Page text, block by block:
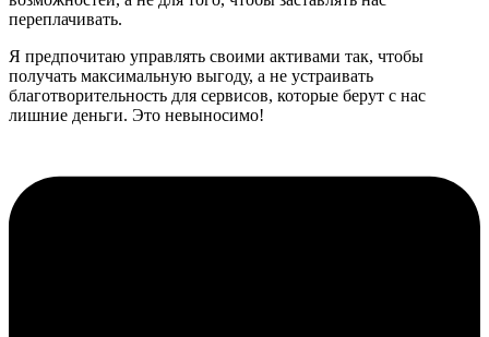
переплачивать.
Я предпочитаю управлять своими активами так, чтобы
получать максимальную выгоду, а не устраивать
благотворительность для сервисов, которые берут с нас
лишние деньги. Это невыносимо!